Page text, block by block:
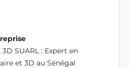
3D SUARL : Expert en
et 3D au Sénégal